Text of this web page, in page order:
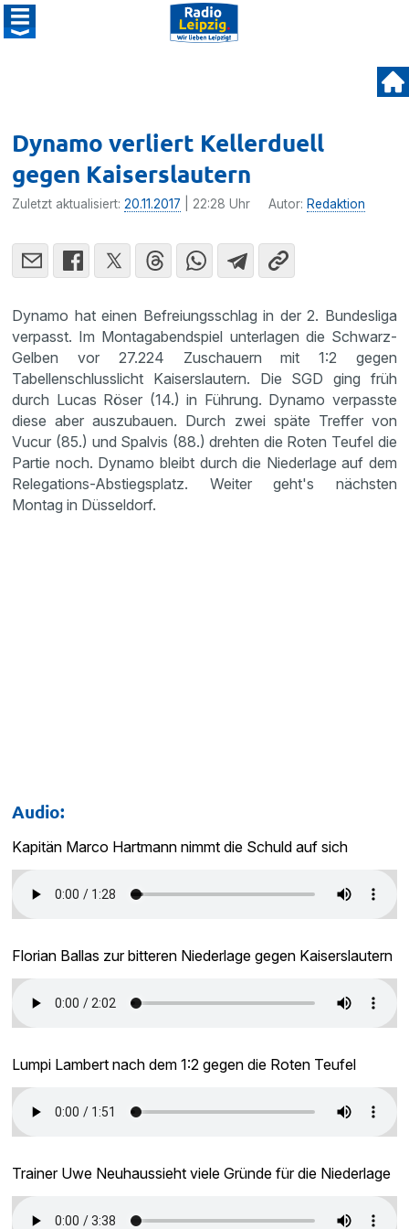
Dynamo verliert Kellerduell
gegen Kaiserslautern
Zuletzt aktualisiert:20.11.2017 | 22:28 Uhr Autor: Redaktion
Dynamo hat einen Befreiungsschlag in der 2. Bundesliga
verpasst. Im Montagabendspiel unterlagen die Schwarz-
Gelben vor 27.224 Zuschauern mit 1:2 gegen
Tabellenschlusslicht Kaiserslautern. Die SGD ging früh
durch Lucas Röser (14.) in Führung. Dynamo verpasste
diese aber auszubauen. Durch zwei späte Treffer von
Vucur (85.) und Spalvis (88.) drehten die Roten Teufel die
Partie noch. Dynamo bleibt durch die Niederlage auf dem
Relegations-Abstiegsplatz. Weiter geht's nächsten
Montag in Düsseldorf.
Audio:
Kapitän Marco Hartmann nimmt die Schuld auf sich
Florian Ballas zur bitteren Niederlage gegen Kaiserslautern
Lumpi Lambert nach dem 1:2 gegen die Roten Teufel
Trainer Uwe Neuhaussieht viele Gründe für die Niederlage